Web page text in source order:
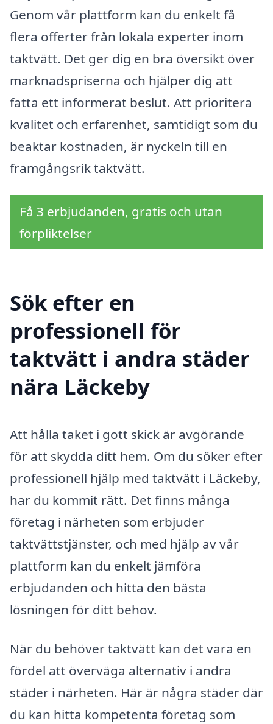
Genom vår plattform kan du enkelt få
flera offerter från lokala experter inom
taktvätt. Det ger dig en bra översikt över
marknadspriserna och hjälper dig att
fatta ett informerat beslut. Att prioritera
kvalitet och erfarenhet, samtidigt som du
beaktar kostnaden, är nyckeln till en
framgångsrik taktvätt.
Få 3 erbjudanden, gratis och utan
förpliktelser
Sök efter en
professionell för
taktvätt i andra städer
nära Läckeby
Att hålla taket i gott skick är avgörande
för att skydda ditt hem. Om du söker efter
professionell hjälp med taktvätt i Läckeby,
har du kommit rätt. Det finns många
företag i närheten som erbjuder
taktvättstjänster, och med hjälp av vår
plattform kan du enkelt jämföra
erbjudanden och hitta den bästa
lösningen för ditt behov.
När du behöver taktvätt kan det vara en
fördel att överväga alternativ i andra
städer i närheten. Här är några städer där
du kan hitta kompetenta företag som